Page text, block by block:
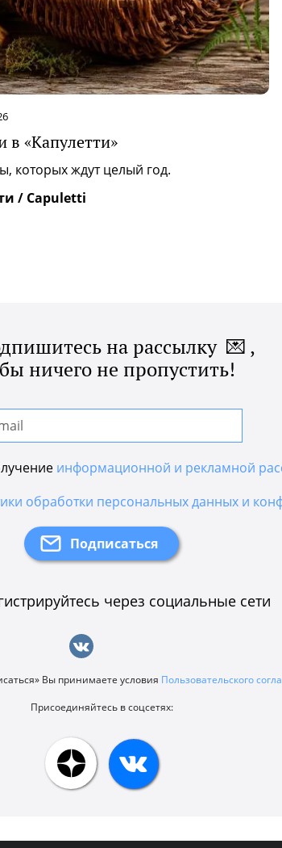
в «Капулетти»
которых ждут целый год.
/ Capuletti
на рассылку 💌 ,
ничего не пропустить!
информационной и рекламной
обработки персональных данных и
через социальные сети
Вы принимаете условия Пользовательского
Присоединяйтесь в соцсетях: